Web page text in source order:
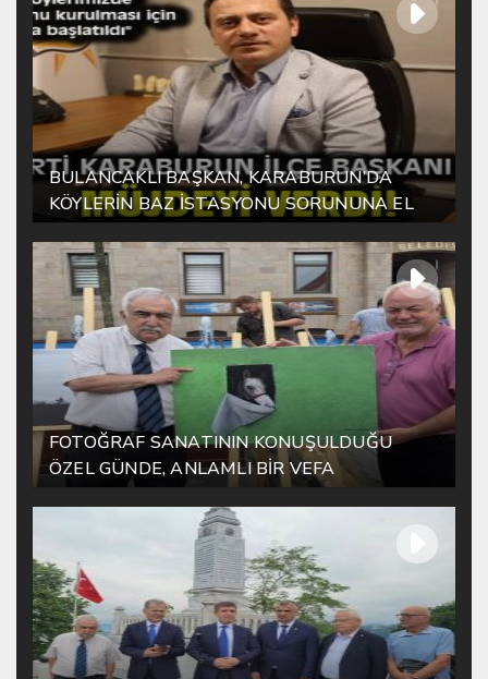
BULANCAKLI BAŞKAN, KARABURUN’DA
KÖYLERİN BAZ İSTASYONU SORUNUNA EL
ATTI!
FOTOĞRAF SANATININ KONUŞULDUĞU
ÖZEL GÜNDE, ANLAMLI BİR VEFA